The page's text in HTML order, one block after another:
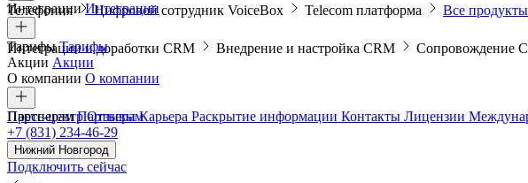
Телефония Цифровой сотрудник VoiceBox Telecom платформа Все продукты
ИнтеграцииИнтеграции
Интеграции и доработки CRM Внедрение и настройка CRM Сопровождение
ТарифыТарифы
Акции Акции
О компании О компании
Пресс-центрОтзывыКарьера Раскрытие информации Контакты Лицензии
ПартнерамПартнерам
+7 (831) 234-46-29
Нижний Новгород
Подключить сейчас